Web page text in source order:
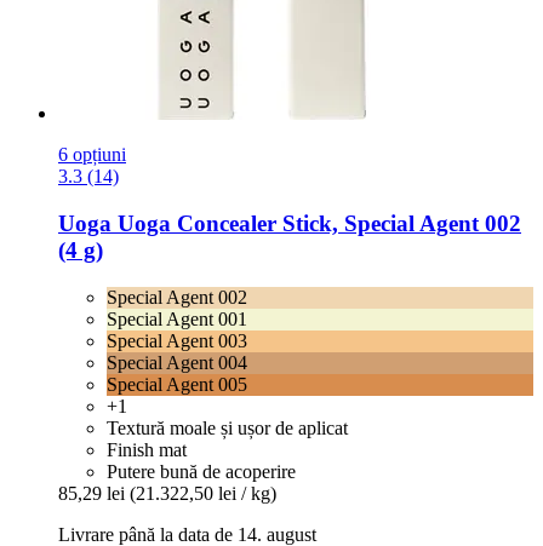
6 opțiuni
3.3 (14)
Uoga Uoga Concealer Stick, Special Agent 002
(4 g)
Special Agent 002
Special Agent 001
Special Agent 003
Special Agent 004
Special Agent 005
+1
Textură moale și ușor de aplicat
Finish mat
Putere bună de acoperire
85,29 lei (21.322,50 lei / kg)
Livrare până la data de 14. august